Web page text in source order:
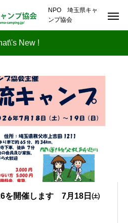
NPO 埼玉県キャ
ンプ協会
New !
を開催します 7月18日㈯